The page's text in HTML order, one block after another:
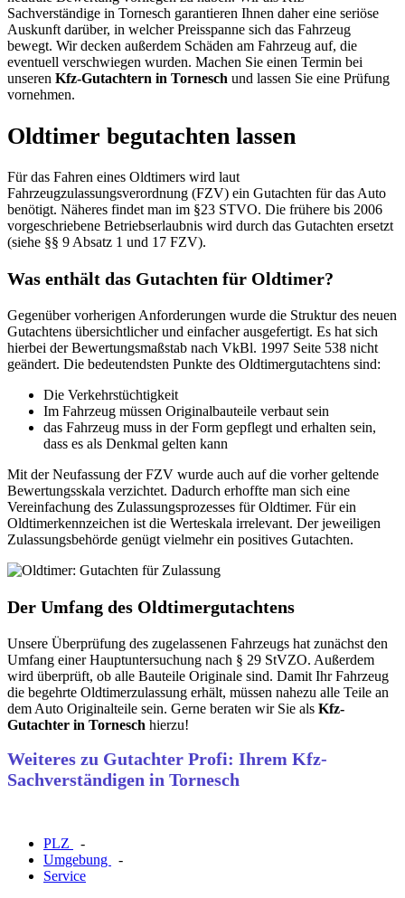
Sachverständige in Tornesch garantieren Ihnen daher eine seriöse
Auskunft darüber, in welcher Preisspanne sich das Fahrzeug
bewegt. Wir decken außerdem Schäden am Fahrzeug auf, die
eventuell verschwiegen wurden. Machen Sie einen Termin bei
unseren Kfz-Gutachtern in Tornesch und lassen Sie eine Prüfung
vornehmen.
Oldtimer begutachten lassen
Für das Fahren eines Oldtimers wird laut
Fahrzeugzulassungsverordnung (FZV) ein Gutachten für das Auto
benötigt. Näheres findet man im §23 STVO. Die frühere bis 2006
vorgeschriebene Betriebserlaubnis wird durch das Gutachten ersetzt
(siehe §§ 9 Absatz 1 und 17 FZV).
Was enthält das Gutachten für Oldtimer?
Gegenüber vorherigen Anforderungen wurde die Struktur des neuen
Gutachtens übersichtlicher und einfacher ausgefertigt. Es hat sich
hierbei der Bewertungsmaßstab nach VkBl. 1997 Seite 538 nicht
geändert. Die bedeutendsten Punkte des Oldtimergutachtens sind:
Die Verkehrstüchtigkeit
Im Fahrzeug müssen Originalbauteile verbaut sein
das Fahrzeug muss in der Form gepflegt und erhalten sein,
dass es als Denkmal gelten kann
Mit der Neufassung der FZV wurde auch auf die vorher geltende
Bewertungsskala verzichtet. Dadurch erhoffte man sich eine
Vereinfachung des Zulassungsprozesses für Oldtimer. Für ein
Oldtimerkennzeichen ist die Werteskala irrelevant. Der jeweiligen
Zulassungsbehörde genügt vielmehr ein positives Gutachten.
Der Umfang des Oldtimergutachtens
Unsere Überprüfung des zugelassenen Fahrzeugs hat zunächst den
Umfang einer Hauptuntersuchung nach § 29 StVZO. Außerdem
wird überprüft, ob alle Bauteile Originale sind. Damit Ihr Fahrzeug
die begehrte Oldtimerzulassung erhält, müssen nahezu alle Teile an
dem Auto Originalteile sein. Gerne beraten wir Sie als Kfz-
Gutachter in Tornesch hierzu!
Weiteres zu Gutachter Profi: Ihrem Kfz-
Sachverständigen in Tornesch
PLZ
-
Umgebung
-
Service